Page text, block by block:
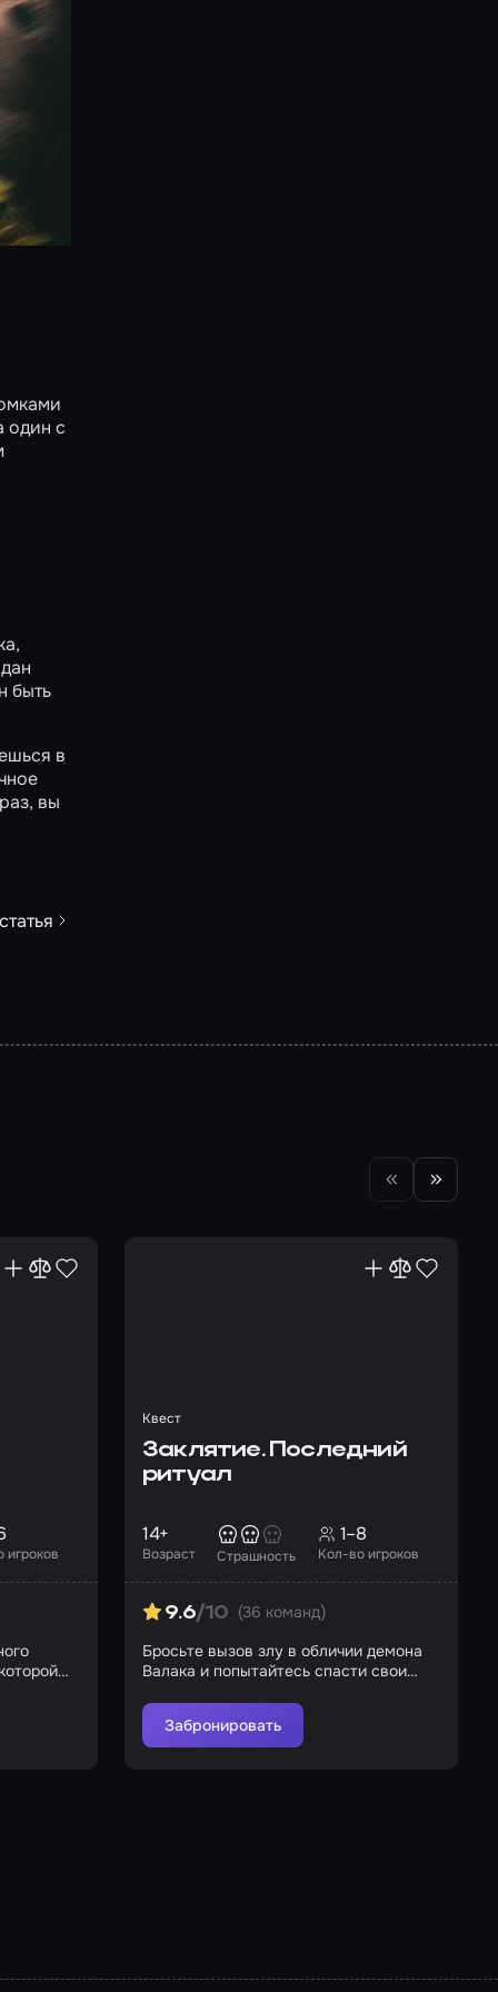
один с
быть
в
вы
игроков
Квест
Заклятие. Последний
ритуал
Возраст
14+
Страшность Кол-во игроков
1–8
9.6/10 (36 команд)
Бросьте вызов злу в обличии демона
Валака и попытайтесь спасти свои
Забронировать